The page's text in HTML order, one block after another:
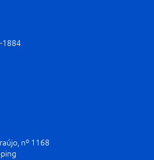
1884
nº 1168